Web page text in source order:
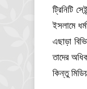
ট্রিনিটি
ইসলামে
এছাড়া
তাদের
কিন্তু